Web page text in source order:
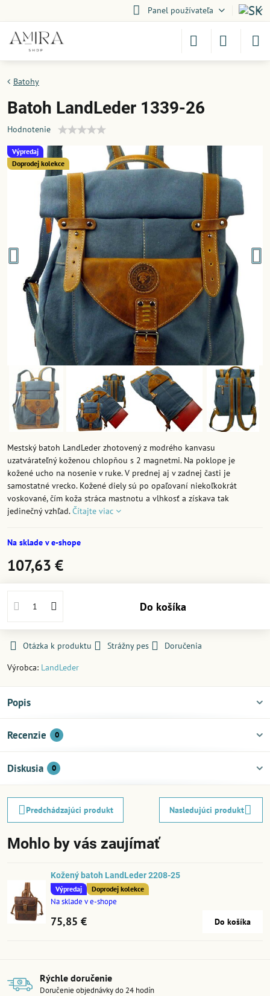
Panel používateľa
Výpredaj
Doprodej kolekce
Batohy
Batoh LandLeder 1339-26
Hodnotenie
Mestský batoh LandLeder zhotovený z modrého kanvasu
uzatvárateľný koženou chlopňou s 2 magnetmi. Na poklope je
kožené ucho na nosenie v ruke. V prednej aj v zadnej časti je
samostatné vrecko. Kožené diely sú po opaľovaní niekoľkokrát
voskované, čím koža stráca mastnotu a vlhkosť a získava tak
jedinečný vzhľad.Čítajte viac
Na sklade v e-shope
107,63 €
Do košíka
Otázka k produktu Strážny pes
Doručenia
Výrobca: LandLeder
Popis
Recenzie 0
Diskusia 0
Predchádzajúci produkt Nasledujúci produkt
Mohlo by vás zaujímať
Kožený batoh LandLeder 2208-25
Výpredaj Doprodej kolekce
Na sklade v e-shope
75,85 € Do košíka
Rýchle doručenie
Doručenie objednávky do 24 hodín